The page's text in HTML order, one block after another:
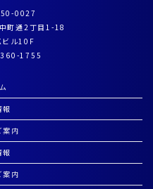
0027
町通2丁目1-18
ビル10F
1755
報
案内
報
案内